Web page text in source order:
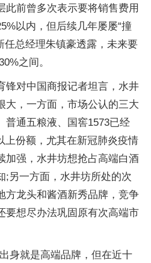
此前曾多次表示要将销售费用
以内，但后续几年屡屡“撞
任总经理朱镇豪透露，未来要
之间。
锋对中国商报记者坦言，水井
大，一方面，市场公认的三大
普通五粮液、国窖1573已经
上份额，尤其在新冠肺炎疫情
加强，水井坊想抢占高端白酒
;另一方面，水井坊所处的次
方龙头和酱酒新秀品牌，竞争
要想尽办法巩固原有次高端市
身就是高端品牌，但在近十